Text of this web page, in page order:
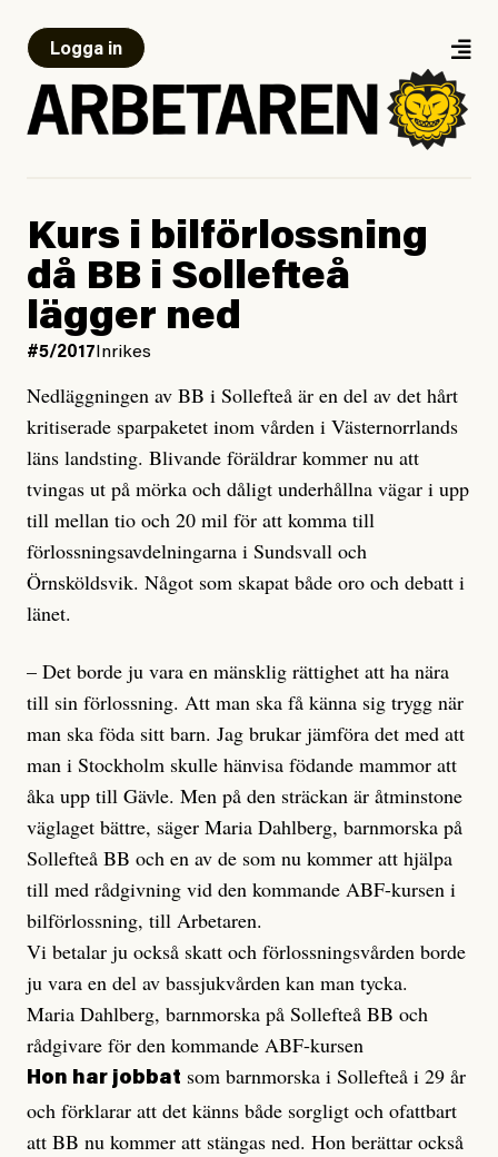
Logga in
Kurs i bilförlossning
då BB i Sollefteå
lägger ned
#5/2017Inrikes
Nedläggningen av BB i Sollefteå är en del av det hårt
kritiserade sparpaketet inom vården i Västernorrlands
läns landsting. Blivande föräldrar kommer nu att
tvingas ut på mörka och dåligt underhållna vägar i upp
till mellan tio och 20 mil för att komma till
förlossningsavdelningarna i Sundsvall och
Örnsköldsvik. Något som skapat både oro och debatt i
länet.
– Det borde ju vara en mänsklig rättighet att ha nära
till sin förlossning. Att man ska få känna sig trygg när
man ska föda sitt barn. Jag brukar jämföra det med att
man i Stockholm skulle hänvisa födande mammor att
åka upp till Gävle. Men på den sträckan är åtminstone
väglaget bättre, säger Maria Dahlberg, barnmorska på
Sollefteå BB och en av de som nu kommer att hjälpa
till med rådgivning vid den kommande ABF-kursen i
bilförlossning, till Arbetaren.
Vi betalar ju också skatt och förlossningsvården borde
ju vara en del av bassjukvården kan man tycka.
Maria Dahlberg, barnmorska på Sollefteå BB och
rådgivare för den kommande ABF-kursen
Hon har jobbat som barnmorska i Sollefteå i 29 år
och förklarar att det känns både sorgligt och ofattbart
att BB nu kommer att stängas ned. Hon berättar också